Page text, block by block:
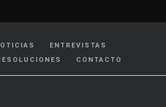
ENTREVISTAS
CONTACTO